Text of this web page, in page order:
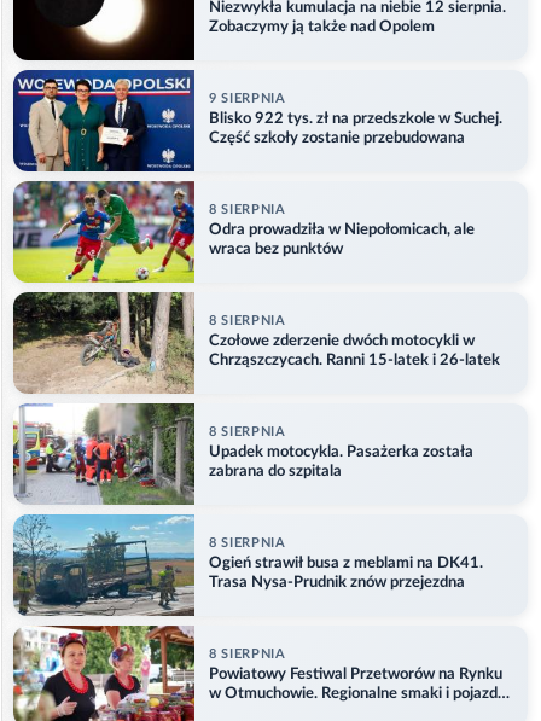
Niezwykła kumulacja na niebie 12 sierpnia.
Zobaczymy ją także nad Opolem
9 SIERPNIA
Blisko 922 tys. zł na przedszkole w Suchej.
Część szkoły zostanie przebudowana
8 SIERPNIA
Odra prowadziła w Niepołomicach, ale
wraca bez punktów
8 SIERPNIA
Czołowe zderzenie dwóch motocykli w
Chrząszczycach. Ranni 15-latek i 26-latek
8 SIERPNIA
Upadek motocykla. Pasażerka została
zabrana do szpitala
8 SIERPNIA
Ogień strawił busa z meblami na DK41.
Trasa Nysa-Prudnik znów przejezdna
8 SIERPNIA
Powiatowy Festiwal Przetworów na Rynku
w Otmuchowie. Regionalne smaki i pojazdy